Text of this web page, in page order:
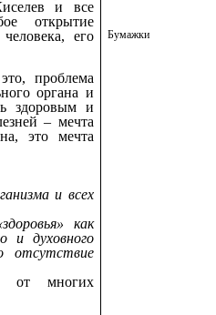
и все
открытие
его
проблема
органа и
здоровым и
– мечта
это мечта
и всех
как
и духовного
отсутствие
от многих
Бумажки